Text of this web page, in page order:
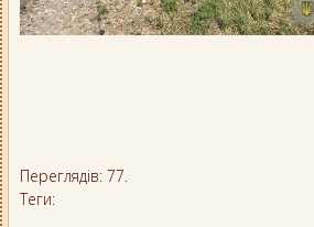
Переглядів: 77.
Теги: